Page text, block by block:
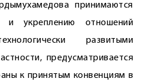
принимаются
укреплению отношений
развитыми
предусматривается
к принятым конвенциям в